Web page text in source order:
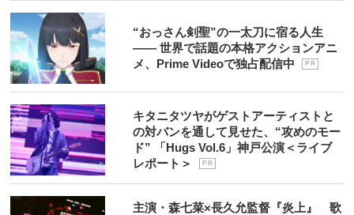
“おっさん剣聖”の一太刀に宿る人生
―― 世界で話題の本格アクションアニ
メ、Prime Videoで独占配信中
P R
キタニタツヤがゲストアーティストと
の対バンを通して見せた、“攻めのモー
ド” 「Hugs Vol.6」神戸公演＜ライブ
レポート＞
P R
主演・森七菜×長久允監督『炎上』 歌